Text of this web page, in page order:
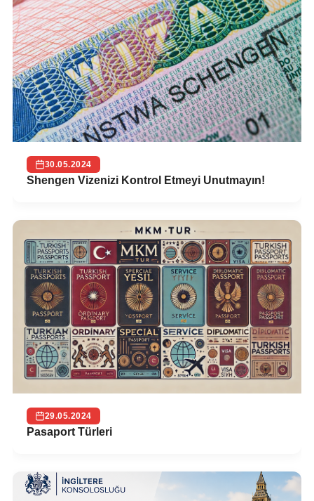
30.05.2024
Shengen Vizenizi Kontrol Etmeyi Unutmayın!
29.05.2024
Pasaport Türleri